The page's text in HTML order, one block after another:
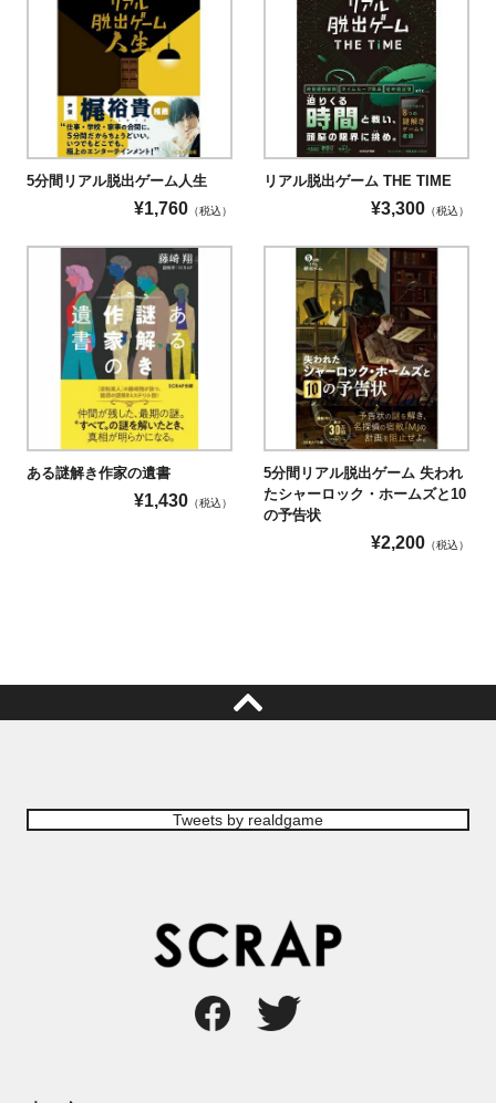
5分間リアル脱出ゲーム人生
¥1,760 （税込）
リアル脱出ゲーム THE TIME
¥3,300 （税込）
ある謎解き作家の遺書
¥1,430 （税込）
5分間リアル脱出ゲーム 失われ
たシャーロック・ホームズと10
の予告状
¥2,200 （税込）
Tweets by realdgame